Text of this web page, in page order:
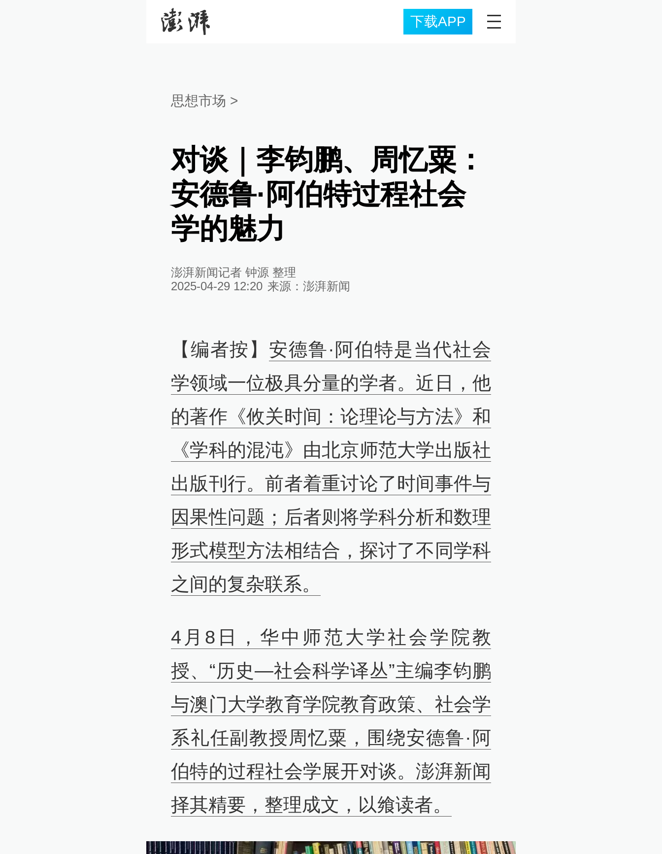
下载APP
思想市场 >
对谈｜李钧鹏、周忆粟：
安德鲁·阿伯特过程社会
学的魅力
澎湃新闻记者 钟源 整理
2025-04-29 12:20 来源： 澎湃新闻
【编者按】 安德鲁·阿伯特是当代社会
学领域一位极具分量的学者。近日，他
的著作《攸关时间：论理论与方法》和
《学科的混沌》由北京师范大学出版社
出版刊行。前者着重讨论了时间事件与
因果性问题；后者则将学科分析和数理
形式模型方法相结合，探讨了不同学科
之间的复杂联系。
4月8日，华中师范大学社会学院教
授、“历史—社会科学译丛”主编李钧鹏
与澳门大学教育学院教育政策、社会学
系礼任副教授周忆粟，围绕安德鲁·阿
伯特的过程社会学展开对谈。澎湃新闻
择其精要，整理成文，以飨读者。